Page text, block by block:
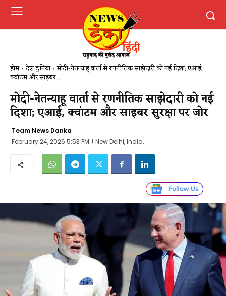
होम देश दुनिया मोदी-नेतन्याहू वार्ता से रणनीतिक साझेदारी को नई दिशा; एआई,
क्वांटम और साइबर...
मोदी-नेतन्याहू वार्ता से रणनीतिक साझेदारी को नई
दिशा; एआई, क्वांटम और साइबर सुरक्षा पर जोर
Team News Danka
February 24, 2026 5:53 PM
New Delhi, India.